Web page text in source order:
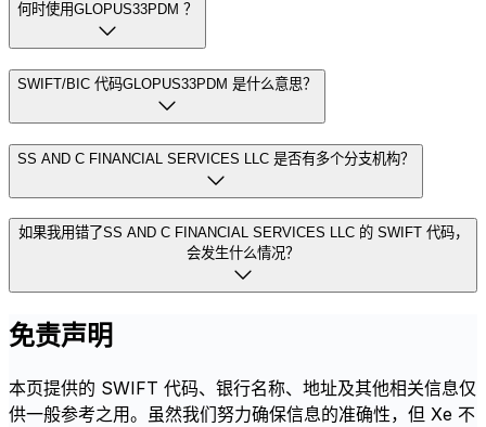
何时使用GLOPUS33PDM ？
SWIFT/BIC 代码GLOPUS33PDM 是什么意思？
SS AND C FINANCIAL SERVICES LLC 是否有多个分支机构？
如果我用错了SS AND C FINANCIAL SERVICES LLC 的 SWIFT 代码，
会发生什么情况？
免责声明
本页提供的 SWIFT 代码、银行名称、地址及其他相关信息仅
供一般参考之用。虽然我们努力确保信息的准确性，但 Xe 不